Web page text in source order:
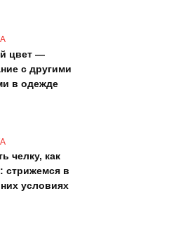
цвет —
с другими
в одежде
челку, как
стрижемся в
условиях